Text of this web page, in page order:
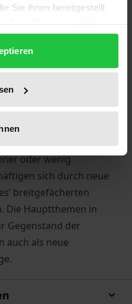
Sie ihnen bereitgestellt
des argentinischen
Franco, Margherita
Fabiola Cecere,
Pia Masiero,
Barchiesi)
unterschiedlichen
oder wenig
sich durch neue
breitgefächerten
Die Hauptthemen in
Gegenstand der
auch als neue